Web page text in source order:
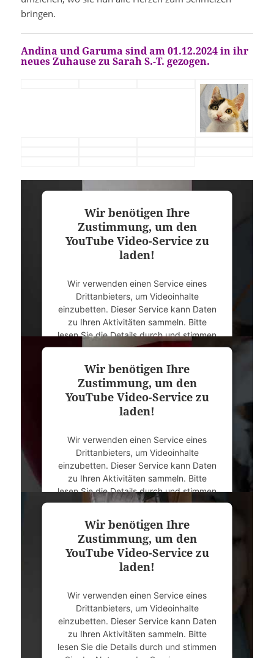
bringen.
Andina und Garuma sind am 01.12.2024 in ihr
neues Zuhause zu Sarah S.-T. gezogen.
Wir benötigen Ihre
Zustimmung, um den
YouTube Video-Service zu
laden!
Wir verwenden einen Service eines
Drittanbieters, um Videoinhalte
einzubetten. Dieser Service kann Daten
zu Ihren Aktivitäten sammeln. Bitte
lesen Sie die Details durch und stimmen
Sie der Nutzung des Service zu, um
Mehr Informationen
powered byUsercentrics Consent
Management Platform&eRecht24
Wir benötigen Ihre
Zustimmung, um den
YouTube Video-Service zu
laden!
Wir verwenden einen Service eines
Drittanbieters, um Videoinhalte
einzubetten. Dieser Service kann Daten
zu Ihren Aktivitäten sammeln. Bitte
lesen Sie die Details durch und stimmen
Sie der Nutzung des Service zu, um
Mehr Informationen
powered byUsercentrics Consent
Management Platform&eRecht24
Wir benötigen Ihre
Zustimmung, um den
YouTube Video-Service zu
laden!
Wir verwenden einen Service eines
Drittanbieters, um Videoinhalte
einzubetten. Dieser Service kann Daten
zu Ihren Aktivitäten sammeln. Bitte
lesen Sie die Details durch und stimmen